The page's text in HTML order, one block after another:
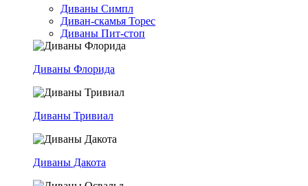
Диваны Симпл
Диван-скамья Торес
Диваны Пит-стоп
Диваны Флорида
Диваны Тривиал
Диваны Дакота